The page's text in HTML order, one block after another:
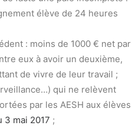
élève de 24 heures
: moins de 1000 € net par
eux à avoir un deuxième,
de vivre de leur travail ;
qui ne relèvent
par les AESH aux élèves
3 mai 2017 ;